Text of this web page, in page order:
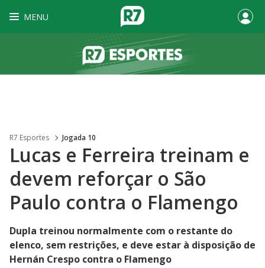
MENU
R7 Esportes Jogada 10
Lucas e Ferreira treinam e
devem reforçar o São
Paulo contra o Flamengo
Dupla treinou normalmente com o restante do
elenco, sem restrições, e deve estar à disposição de
Hernán Crespo contra o Flamengo